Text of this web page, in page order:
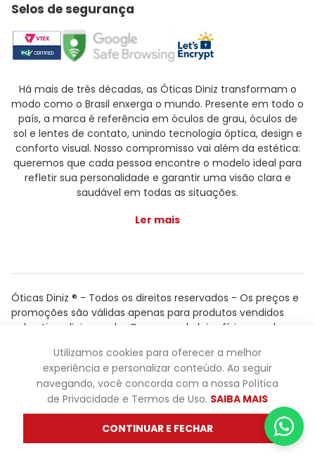
Selos de segurança
Há mais de três décadas, as Óticas Diniz transformam o
modo como o Brasil enxerga o mundo. Presente em todo o
país, a marca é referência em óculos de grau, óculos de
sol e lentes de contato, unindo tecnologia óptica, design e
conforto visual. Nosso compromisso vai além da estética:
queremos que cada pessoa encontre o modelo ideal para
refletir sua personalidade e garantir uma visão clara e
saudável em todas as situações.
Ler mais
Óticas Diniz ® - Todos os direitos reservados - Os preços e
promoções são válidas apenas para produtos vendidos
pela oticasdiniz.com.br. Os preços de lojas físicas podem
atendimento.
Powered by
Utilizamos cookies para oferecer a melhor
experiência e personalizar conteúdo. Ao seguir
navegando, você concorda com a nossa Política
de Privacidade e Termos de Uso. SAIBA MAIS
CONTINUAR E FECHAR